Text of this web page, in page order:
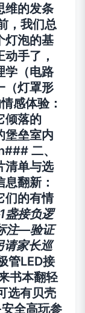
维的发条
，我们总
灯泡的基
手了，
学（电路
（灯罩形
感体验：
倾落的
堡垒室内
二、
清单与选
翻新：
们的有情
盏接负逻
注—验证
家长巡
管LED接
书本翻轻
选有贝壳
全高玩参